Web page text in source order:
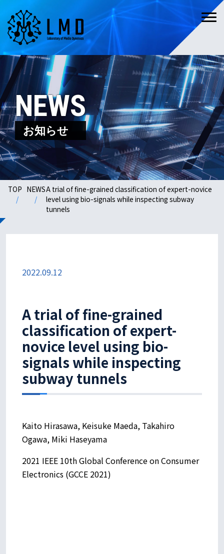
NEWS
お知らせ
TOP NEWSA trial of fine-grained classification of expert-novice
level using bio-signals while inspecting subway
tunnels
2022.09.12
A trial of fine-grained
classification of expert-
novice level using bio-
signals while inspecting
subway tunnels
Kaito Hirasawa, Keisuke Maeda, Takahiro
Ogawa, Miki Haseyama
2021 IEEE 10th Global Conference on Consumer
Electronics (GCCE 2021)